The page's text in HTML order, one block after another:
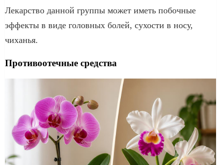
Лекарство данной группы может иметь побочные
эффекты в виде головных болей, сухости в носу,
чиханья.
Противоотечные средства